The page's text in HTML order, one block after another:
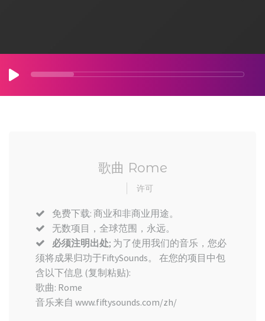
歌曲 Rome
许可
免费下载: 商业和非商业用途。
无数项目，全球范围，永远。
必须注明出处; 为了使用我们的音乐，您必
须将成果归功于FiftySounds。 在您的项目中包
含以下信息 (复制粘贴):
歌曲: Rome
音乐来自 www.fiftysounds.com/zh/